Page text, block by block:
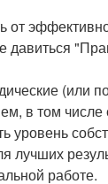
от
давиться
(или
в том числе
уровень
лучших
работе.